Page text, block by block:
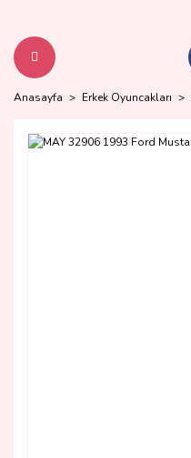
Anasayfa Erkek Oyuncakları